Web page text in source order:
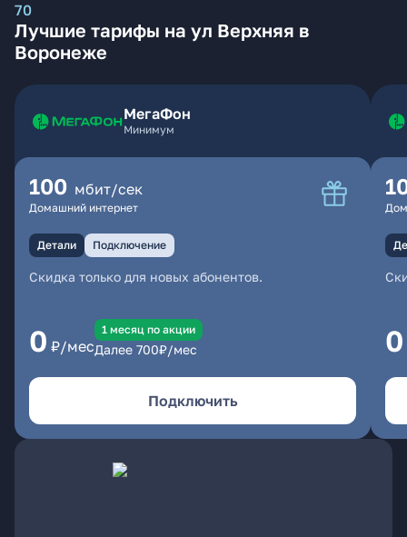
70
Лучшие тарифы на ул Верхняя в
Воронеже
МегаФон
Минимум
100 мбит/сек
Домашний интернет
Детали Подключение
Скидка только для новых абонентов.
0 ₽/мес
1 месяц по акции
Далее 700₽/мес
Подключить
0